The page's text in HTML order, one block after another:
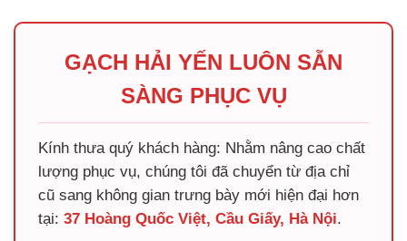
GẠCH HẢI YẾN LUÔN SẴN
SÀNG PHỤC VỤ
Kính thưa quý khách hàng: Nhằm nâng cao chất
lượng phục vụ, chúng tôi đã chuyển từ địa chỉ
cũ sang không gian trưng bày mới hiện đại hơn
tại: 37 Hoàng Quốc Việt, Cầu Giấy, Hà Nội.